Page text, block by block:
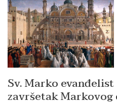
Sv. Marko
završetak Markovog